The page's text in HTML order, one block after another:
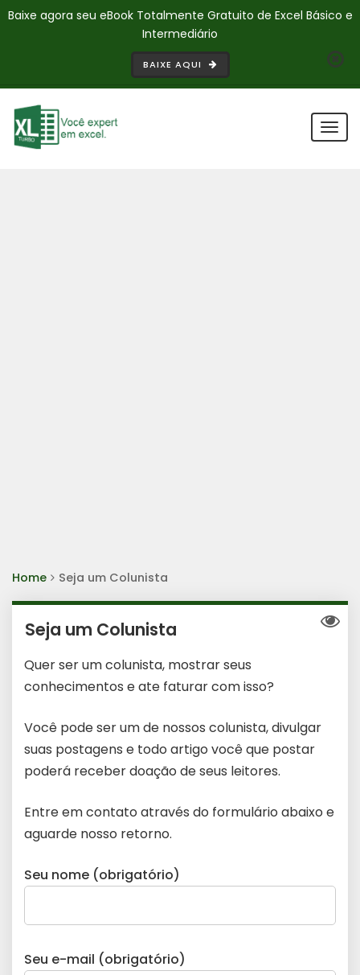
Baixe agora seu eBook Totalmente Gratuito de Excel Básico e
Intermediário
BAIXE AQUI
Home Seja um Colunista
Seja um Colunista
Quer ser um colunista, mostrar seus
conhecimentos e ate faturar com isso?
Você pode ser um de nossos colunista, divulgar
suas postagens e todo artigo você que postar
poderá receber doação de seus leitores.
Entre em contato através do formulário abaixo e
aguarde nosso retorno.
Seu nome (obrigatório)
Seu e-mail (obrigatório)